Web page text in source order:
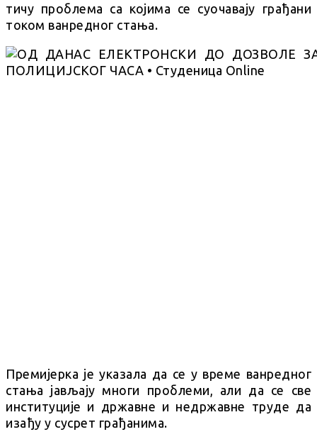
тичу проблема са којима се суочавају грађани
током ванредног стања.
Премијерка је указала да се у време ванредног
стања јављају многи проблеми, али да се све
институције и државне и недржавне труде да
изађу у сусрет грађанима.